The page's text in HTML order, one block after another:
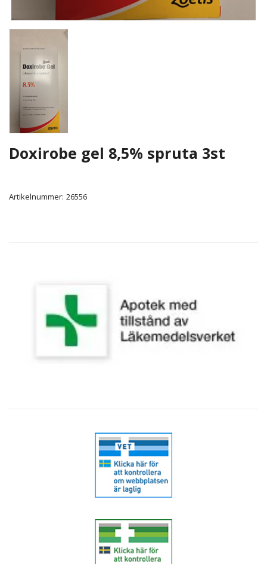
Doxirobe gel 8,5% spruta 3st
Artikelnummer: 26556